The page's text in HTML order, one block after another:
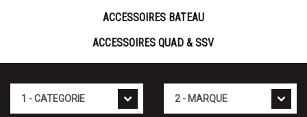
ACCESSOIRES BATEAU
ACCESSOIRES QUAD & SSV